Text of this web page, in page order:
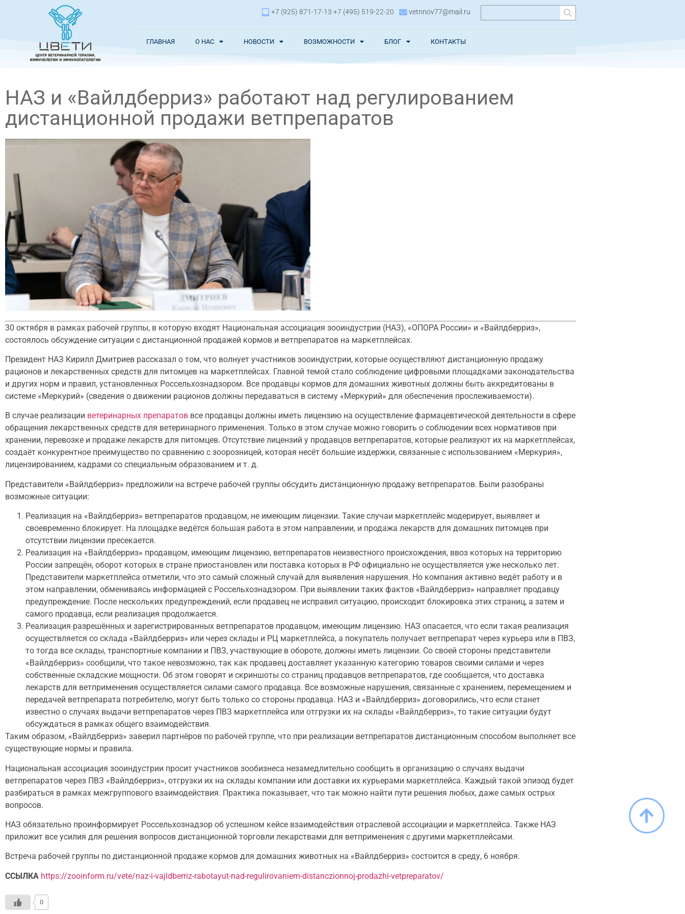
+7 (925) 871-17-13 +7 (495) 519-22-20 vetnnov77@mail.ru
ГЛАВНАЯ О НАС НОВОСТИ ВОЗМОЖНОСТИ БЛОГ КОНТАКТЫ
НАЗ и «Вайлдберриз» работают над регулированием
дистанционной продажи ветпрепаратов
30 октября в рамках рабочей группы, в которую входят Национальная ассоциация зооиндустрии (НАЗ), «ОПОРА России» и «Вайлдберриз»,
состоялось обсуждение ситуации с дистанционной продажей кормов и ветпрепаратов на маркетплейсах.
Президент НАЗ Кирилл Дмитриев рассказал о том, что волнует участников зооиндустрии, которые осуществляют дистанционную продажу
рационов и лекарственных средств для питомцев на маркетплейсах. Главной темой стало соблюдение цифровыми площадками законодательства
и других норм и правил, установленных Россельхознадзором. Все продавцы кормов для домашних животных должны быть аккредитованы в
системе «Меркурий» (сведения о движении рационов должны передаваться в систему «Меркурий» для обеспечения прослеживаемости).
В случае реализации ветеринарных препаратов все продавцы должны иметь лицензию на осуществление фармацевтической деятельности в сфере
обращения лекарственных средств для ветеринарного применения. Только в этом случае можно говорить о соблюдении всех нормативов при
хранении, перевозке и продаже лекарств для питомцев. Отсутствие лицензий у продавцов ветпрепаратов, которые реализуют их на маркетплейсах,
создаёт конкурентное преимущество по сравнению с зоорозницей, которая несёт большие издержки, связанные с использованием «Меркурия»,
лицензированием, кадрами со специальным образованием и т. д.
Представители «Вайлдберриз» предложили на встрече рабочей группы обсудить дистанционную продажу ветпрепаратов. Были разобраны
возможные ситуации:
Реализация на «Вайлдберриз» ветпрепаратов продавцом, не имеющим лицензии. Такие случаи маркетплейс модерирует, выявляет и
своевременно блокирует. На площадке ведётся большая работа в этом направлении, и продажа лекарств для домашних питомцев при
отсутствии лицензии пресекается.
Реализация на «Вайлдберриз» продавцом, имеющим лицензию, ветпрепаратов неизвестного происхождения, ввоз которых на территорию
России запрещён, оборот которых в стране приостановлен или поставка которых в РФ официально не осуществляется уже несколько лет.
Представители маркетплейса отметили, что это самый сложный случай для выявления нарушения. Но компания активно ведёт работу и в
этом направлении, обмениваясь информацией с Россельхознадзором. При выявлении таких фактов «Вайлдберриз» направляет продавцу
предупреждение. После нескольких предупреждений, если продавец не исправил ситуацию, происходит блокировка этих страниц, а затем и
самого продавца, если реализация продолжается.
Реализация разрешённых и зарегистрированных ветпрепаратов продавцом, имеющим лицензию. НАЗ опасается, что если такая реализация
осуществляется со склада «Вайлдберриз» или через склады и РЦ маркетплейса, а покупатель получает ветпрепарат через курьера или в ПВЗ,
то тогда все склады, транспортные компании и ПВЗ, участвующие в обороте, должны иметь лицензии. Со своей стороны представители
«Вайлдберриз» сообщили, что такое невозможно, так как продавец доставляет указанную категорию товаров своими силами и через
собственные складские мощности. Об этом говорят и скриншоты со страниц продавцов ветпрепаратов, где сообщается, что доставка
лекарств для ветприменения осуществляется силами самого продавца. Все возможные нарушения, связанные с хранением, перемещением и
передачей ветпрепарата потребителю, могут быть только со стороны продавца. НАЗ и «Вайлдберриз» договорились, что если станет
известно о случаях выдачи ветпрепаратов через ПВЗ маркетплейса или отгрузки их на склады «Вайлдберриз», то такие ситуации будут
обсуждаться в рамках общего взаимодействия.
Таким образом, «Вайлдберриз» заверил партнёров по рабочей группе, что при реализации ветпрепаратов дистанционным способом выполняет все
существующие нормы и правила.
Национальная ассоциация зооиндустрии просит участников зообизнеса незамедлительно сообщить в организацию о случаях выдачи
ветпрепаратов через ПВЗ «Вайлдберриз», отгрузки их на склады компании или доставки их курьерами маркетплейса. Каждый такой эпизод будет
разбираться в рамках межгруппового взаимодействия. Практика показывает, что так можно найти пути решения любых, даже самых острых
вопросов.
НАЗ обязательно проинформирует Россельхознадзор об успешном кейсе взаимодействия отраслевой ассоциации и маркетплейса. Также НАЗ
приложит все усилия для решения вопросов дистанционной торговли лекарствами для ветприменения с другими маркетплейсами.
Встреча рабочей группы по дистанционной продаже кормов для домашних животных на «Вайлдберриз» состоится в среду, 6 ноября.
ССЫЛКА https://zooinform.ru/vete/naz-i-vajldberriz-rabotayut-nad-regulirovaniem-distanczionnoj-prodazhi-vetpreparatov/
0